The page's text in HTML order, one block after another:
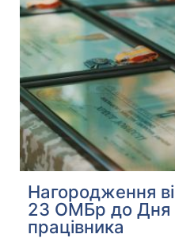
Нагородження
23 ОМБр до Дня
працівника